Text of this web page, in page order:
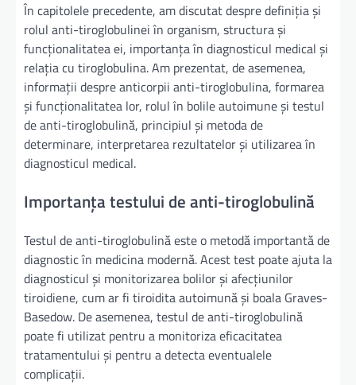
În capitolele precedente, am discutat despre definiția și
rolul anti-tiroglobulinei în organism, structura și
funcționalitatea ei, importanța în diagnosticul medical și
relația cu tiroglobulina. Am prezentat, de asemenea,
informații despre anticorpii anti-tiroglobulina, formarea
și funcționalitatea lor, rolul în bolile autoimune și testul
de anti-tiroglobulină, principiul și metoda de
determinare, interpretarea rezultatelor și utilizarea în
diagnosticul medical.
Importanța testului de anti-tiroglobulină
Testul de anti-tiroglobulină este o metodă importantă de
diagnostic în medicina modernă. Acest test poate ajuta la
diagnosticul și monitorizarea bolilor și afecțiunilor
tiroidiene, cum ar fi tiroidita autoimună și boala Graves-
Basedow. De asemenea, testul de anti-tiroglobulină
poate fi utilizat pentru a monitoriza eficacitatea
tratamentului și pentru a detecta eventualele
complicații.